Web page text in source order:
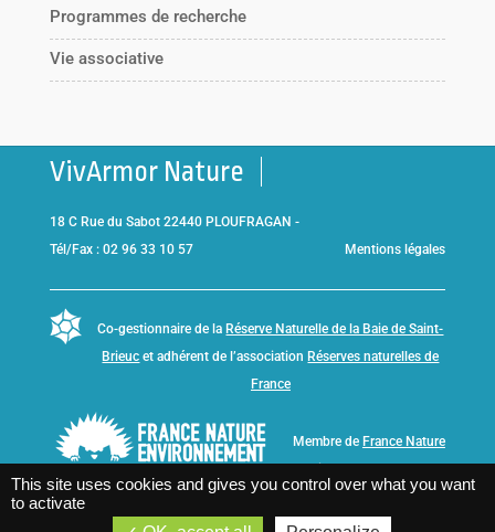
Programmes de recherche
Vie associative
VivArmor Nature
18 C Rue du Sabot 22440 PLOUFRAGAN -
Tél/Fax : 02 96 33 10 57
Mentions légales
Co-gestionnaire de la Réserve Naturelle de la Baie de Saint-
Brieuc et adhérent de l’association Réserves naturelles de
France
Membre de France Nature
This site uses cookies and gives you control over what you want
to activate